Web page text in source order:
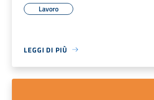
Lavoro
LEGGI DI PIÙ